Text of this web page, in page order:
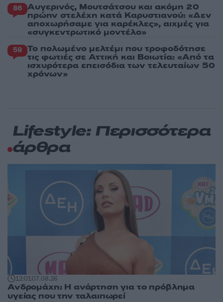
86 Αυγερινός, Μουτσάτσου και ακόμη 20
πρώην στελέχη κατά Καρυστιανού: «Δεν
αποχωρήσαμε για καρέκλες», αιχμές για
«συγκεντρωτικό μοντέλο»
59 Το πολωμένο μελτέμι που τροφοδότησε
τις φωτιές σε Αττική και Βοιωτία: «Από τα
ισχυρότερα επεισόδια των τελευταίων 50
χρόνων»
Lifestyle: Περισσότερα
άρθρα
12:0107.08.26
Ανδρομάχη: Η ανάρτηση για το πρόβλημα
υγείας που την ταλαιπωρεί